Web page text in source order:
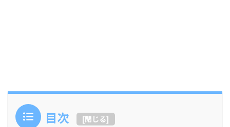
目次 [閉じる]